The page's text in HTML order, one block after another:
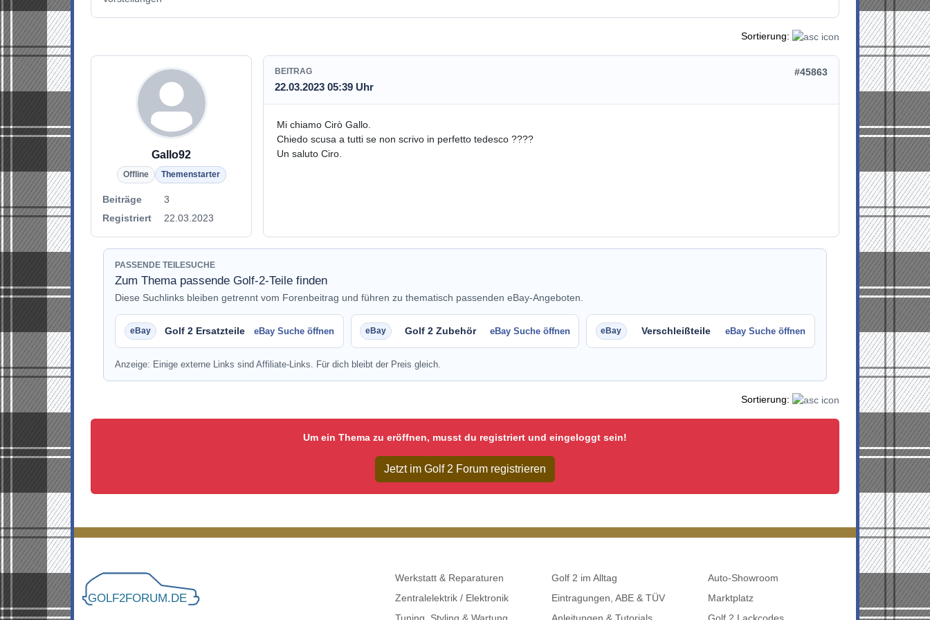
Sortierung:
Gallo92
Offline Themenstarter
Beiträge
3
Registriert
22.03.2023
BEITRAG
22.03.2023 05:39 Uhr
#45863
Mi chiamo Cirò Gallo.
Chiedo scusa a tutti se non scrivo in perfetto tedesco ????
Un saluto Ciro.
PASSENDE TEILESUCHE
Zum Thema passende Golf-2-Teile finden
Diese Suchlinks bleiben getrennt vom Forenbeitrag und führen zu thematisch passenden eBay-Angeboten.
Golf 2 Ersatzteile eBay Suche öffnen Golf 2 Zubehör eBay Suche öffnen Verschleißteile eBay Suche öffnen
Anzeige: Einige externe Links sind Affiliate-Links. Für dich bleibt der Preis gleich.
Sortierung:
Um ein Thema zu eröffnen, musst du registriert und eingeloggt sein!
Jetzt im Golf 2 Forum registrieren
Werkstatt & Reparaturen
Zentralelektrik / Elektronik
Golf 2 im Alltag
Eintragungen, ABE & TÜV
Auto-Showroom
Marktplatz